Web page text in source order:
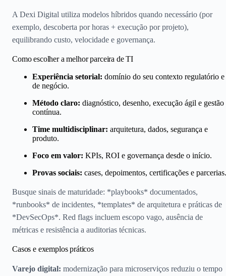
A Dexi Digital utiliza modelos híbridos quando necessário (por
exemplo, descoberta por horas + execução por projeto),
equilibrando custo, velocidade e governança.
Como escolher a melhor parceira de TI
Experiência setorial: domínio do seu contexto regulatório e
de negócio.
Método claro: diagnóstico, desenho, execução ágil e gestão
contínua.
Time multidisciplinar: arquitetura, dados, segurança e
produto.
Foco em valor: KPIs, ROI e governança desde o início.
Provas sociais: cases, depoimentos, certificações e parcerias.
Busque sinais de maturidade: *playbooks* documentados,
*runbooks* de incidentes, *templates* de arquitetura e práticas de
*DevSecOps*. Red flags incluem escopo vago, ausência de
métricas e resistência a auditorias técnicas.
Casos e exemplos práticos
Varejo digital: modernização para microserviços reduziu o tempo